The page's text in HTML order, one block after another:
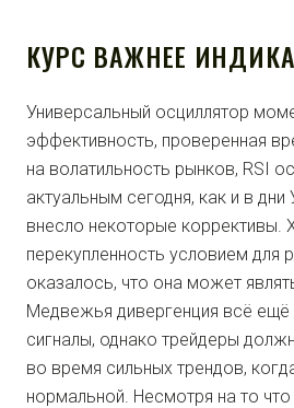
КУРС ВАЖНЕЕ
Универсальный осциллятор
эффективность, проверенная
на волатильность рынков, RSI
актуальным сегодня, как и в
внесло некоторые коррективы.
перекупленность условием для
оказалось, что она может
Медвежья дивергенция всё
сигналы, однако трейдеры
во время сильных трендов,
нормальной. Несмотря на то что